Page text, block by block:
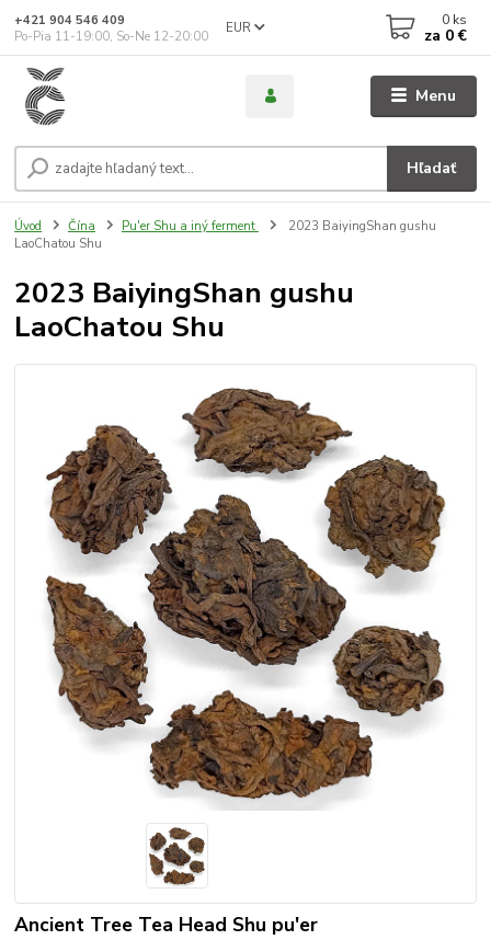
Menu
EUR
Hľadať
+421 904 546 409
Po-Pia 11-19:00, So-Ne 12-20:00
0 ks
za 0 €
Úvod Čína Pu'er Shu a iný ferment
2023 BaiyingShan gushu
LaoChatou Shu
2023 BaiyingShan gushu
LaoChatou Shu
Ancient Tree Tea Head Shu pu'er